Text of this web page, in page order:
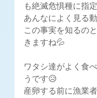
も絶滅危惧種に指
あんなによく見る
この事実を知るの
きますね💦
ワタシ達がよく食
うです😥
産卵する前に漁業